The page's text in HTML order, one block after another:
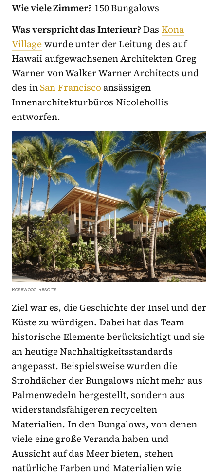
Wie viele Zimmer? 150 Bungalows
Was verspricht das Interieur?DasKona
Villagewurde unter der Leitung des auf
Hawaii aufgewachsenen Architekten Greg
Warner von Walker Warner Architects und
des inSan Francisco ansässigen
Innenarchitekturbüros Nicolehollis
entworfen.
Rosewood Resorts
Ziel war es, die Geschichte der Insel und der
Küste zu würdigen. Dabei hat das Team
historische Elemente berücksichtigt und sie
an heutige Nachhaltigkeitsstandards
angepasst. Beispielsweise wurden die
Strohdächer der Bungalows nicht mehr aus
Palmenwedeln hergestellt, sondern aus
widerstandsfähigeren recycelten
Materialien. In den Bungalows, von denen
viele eine große Veranda haben und
Aussicht auf das Meer bieten, stehen
natürliche Farben und Materialien wie